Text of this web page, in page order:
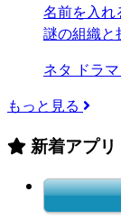
名前を入れ
謎の組織と
ネタ ドラマ
もっと見る
新着アプ